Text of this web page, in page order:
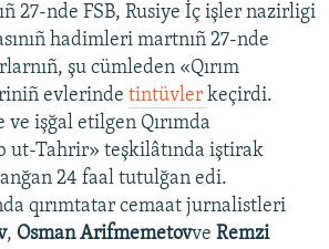
27-nde FSB, Rusiye İç işler nazirligi
hadimleri martnıñ 27-nde
şu cümleden «Qırım
evlerinde tintüvler keçirdi.
ve işğal etilgen Qırımda
ut-Tahrir» teşkilâtında iştirak
24 faal tutulğan edi.
qırımtatar cemaat jurnalistleri
, Osman Arifmemetovve Remzi